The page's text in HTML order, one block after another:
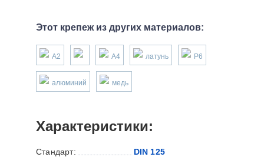
Этот крепеж из других материалов:
А2 А4 латунь P6
алюминий медь
Характеристики:
Стандарт: DIN 125